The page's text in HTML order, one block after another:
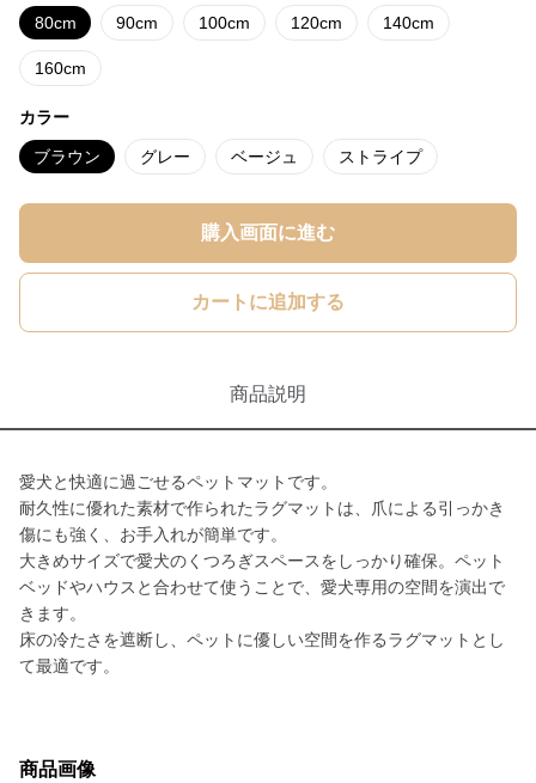
80cm 90cm 100cm 120cm 140cm
160cm
カラー
ブラウン グレー ベージュ ストライプ
購入画面に進む
カートに追加する
商品説明
愛犬と快適に過ごせるペットマットです。
耐久性に優れた素材で作られたラグマットは、爪による引っかき
傷にも強く、お手入れが簡単です。
大きめサイズで愛犬のくつろぎスペースをしっかり確保。ペット
ベッドやハウスと合わせて使うことで、愛犬専用の空間を演出で
きます。
床の冷たさを遮断し、ペットに優しい空間を作るラグマットとし
て最適です。
商品画像